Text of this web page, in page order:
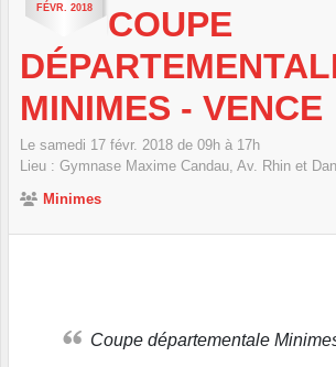
FÉVR. 2018
COUPE
MINIMES - VENCE
Le samedi 17 févr. 2018 de 09h à 17h
Lieu : Gymnase Maxime Candau, Av. Rhin et
Minimes
Coupe départementale